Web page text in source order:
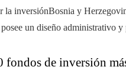
la inversiónBosnia y
un diseño administrativo y
fondos de inversión